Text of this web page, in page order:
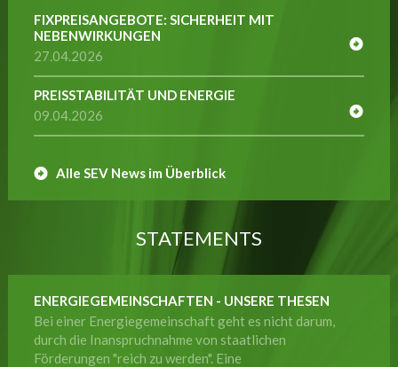
FIXPREISANGEBOTE: SICHERHEIT MIT
NEBENWIRKUNGEN
27.04.2026
PREISSTABILITÄT UND ENERGIE
09.04.2026
Alle SEV News im Überblick
STATEMENTS
ENERGIEGEMEINSCHAFTEN - UNSERE THESEN
Bei einer Energiegemeinschaft geht es nicht darum,
durch die Inanspruchnahme von staatlichen
Förderungen "reich zu werden". Eine